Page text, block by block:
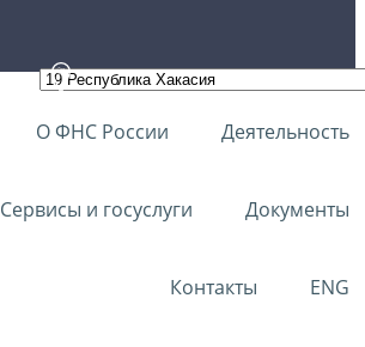
О ФНС России Деятельность
Сервисы и госуслуги Документы
Контакты ENG